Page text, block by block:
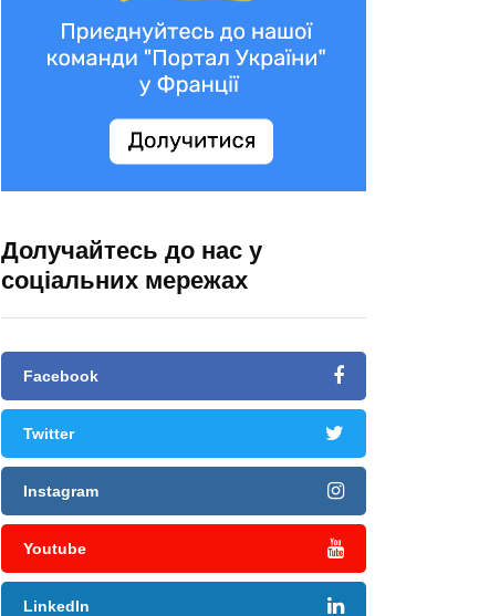
Долучайтесь до нас у
соціальних мережах
Facebook
Twitter
Instagram
Youtube
LinkedIn